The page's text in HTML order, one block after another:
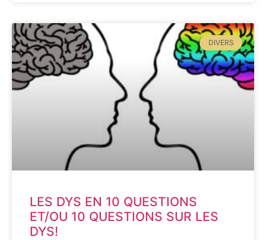
DIVERS
LES DYS EN 10 QUESTIONS
ET/OU 10 QUESTIONS SUR LES
DYS!